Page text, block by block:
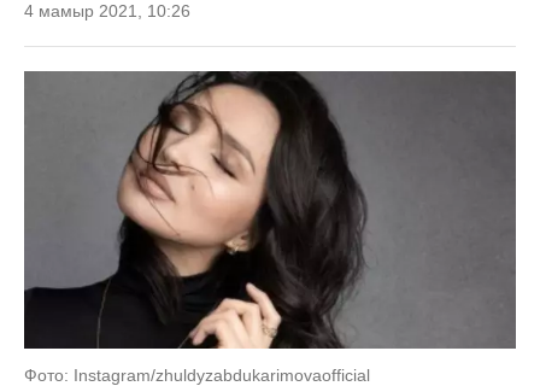
4 мамыр 2021, 10:26
Фото: Instagram/zhuldyzabdukarimovaofficial